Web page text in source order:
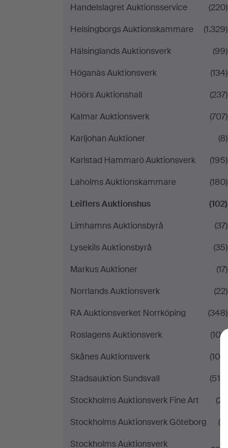
Handelslagret Auktionsservice
(220)
Helsingborgs Auktionskammare
(1.329)
Hälsinglands Auktionsverk
(99)
Höganäs Auktionsverk
(134)
Höörs Auktionshall
(237)
Kalmar Auktionsverk
(707)
Karljohan Auktioner
(8)
Karlstad Hammarö Auktionsverk
(195)
Laholms Auktionskammare
(180)
Leiflers Auktionshus
(102)
Limhamns Auktionsbyrå
(37)
Lysekils Auktionsbyrå
(35)
Markus Auktioner
(17)
Norrlands Auktionsverk
(22)
RA Auktionsverket Norrköping
(348)
Roslagens Auktionsverk
(102)
Skånes Auktionsverk
(100)
Stadsauktion Sundsvall
(518)
Stockholms Auktionsverk Fine Art
(21)
Stockholms Auktionsverk Göteborg
(8)
Stockholms Auktionsverk